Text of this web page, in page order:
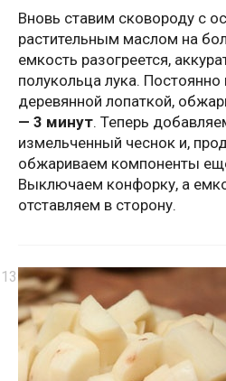
Вновь ставим сковороду с
растительным маслом на
емкость разогреется,
полукольца лука.
деревянной лопаткой,
— 3 минут. Теперь
измельченный чеснок и,
обжариваем компоненты
Выключаем конфорку, а
отставляем в сторону.